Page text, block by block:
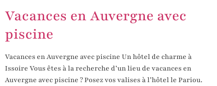
Vacances en Auvergne avec
piscine
Vacances en Auvergne avec piscine Un hôtel de charme à
Issoire Vous êtes à la recherche d’un lieu de vacances en
Auvergne avec piscine ? Posez vos valises à l’hôtel le Pariou.